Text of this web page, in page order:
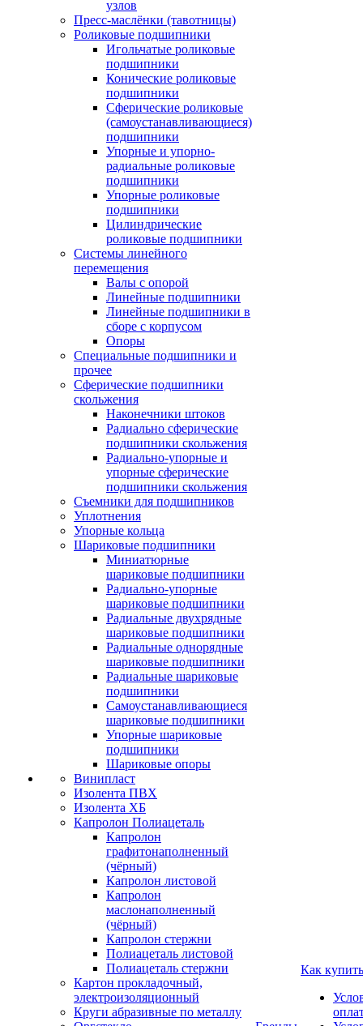
узлов
Пресс-маслёнки (тавотницы)
Роликовые подшипники
Игольчатые роликовые
подшипники
Конические роликовые
подшипники
Сферические роликовые
(самоустанавливающиеся)
подшипники
Упорные и упорно-
радиальные роликовые
подшипники
Упорные роликовые
подшипники
Цилиндрические
роликовые подшипники
Системы линейного
перемещения
Валы с опорой
Линейные подшипники
Линейные подшипники в
сборе с корпусом
Опоры
Специальные подшипники и
прочее
Сферические подшипники
скольжения
Наконечники штоков
Радиально сферические
подшипники скольжения
Радиально-упорные и
упорные сферические
подшипники скольжения
Съемники для подшипников
Уплотнения
Упорные кольца
Шариковые подшипники
Миниатюрные
шариковые подшипники
Радиально-упорные
шариковые подшипники
Радиальные двухрядные
шариковые подшипники
Радиальные однорядные
шариковые подшипники
Радиальные шариковые
подшипники
Самоустанавливающиеся
шариковые подшипники
Упорные шариковые
подшипники
Шариковые опоры
Винипласт
Изолента ПВХ
Изолента ХБ
Капролон Полиацеталь
Капролон
графитонаполненный
(чёрный)
Капролон листовой
Капролон
маслонаполненный
(чёрный)
Капролон стержни
Полиацеталь листовой
Полиацеталь стержни
Картон прокладочный,
электроизоляционный
Круги абразивные по металлу
Как купить